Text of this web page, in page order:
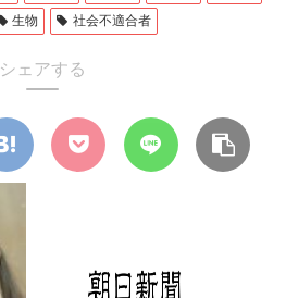
生物 社会不適合者
シェアする